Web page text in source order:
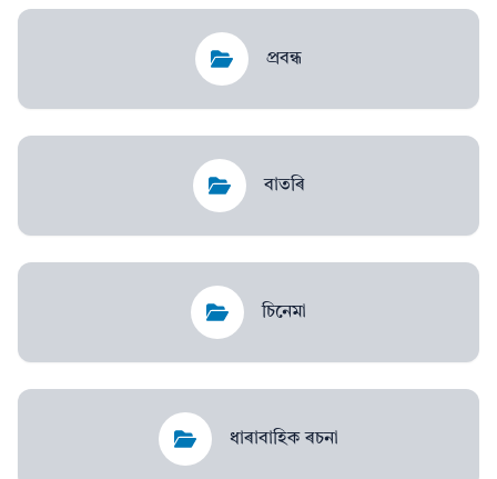
প্ৰবন্ধ
বাতৰি
চিনেমা
ধাৰাবাহিক ৰচনা